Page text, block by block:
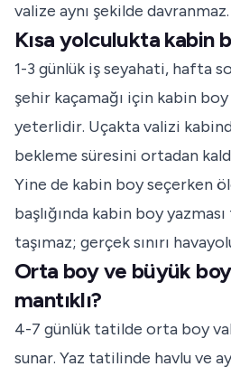
valize aynı şekilde davranmaz.
Kısa yolculukta kabin
1-3 günlük iş seyahati, hafta
şehir kaçamağı için kabin
yeterlidir. Uçakta valizi
bekleme süresini ortadan
Yine de kabin boy seçerken
başlığında kabin boy
taşımaz; gerçek sınırı
Orta boy ve büyük
mantıklı?
4-7 günlük tatilde orta boy
sunar. Yaz tatilinde havlu ve